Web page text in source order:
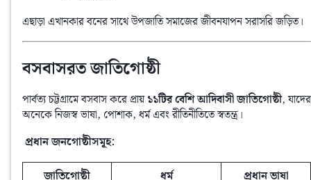
এছাড়া এখানকার বনের সাথে উপজাতি সমাজের জীবনযাপন সরাসরি জড়িত।
বসবাসরত জাতিগোষ্ঠী
পার্বত্য চট্টগ্রামে বসবাস করে প্রায় ১১টির বেশি আদিবাসী জাতিগোষ্ঠী, যাদের
অনেকে নিজস্ব ভাষা, পোশাক, ধর্ম এবং রীতিনীতিতে স্বতন্ত্র।
‍‍ প্রধান জনগোষ্ঠীসমূহ:
জাতিগোষ্ঠী
ধর্ম
প্রধান ভাষা